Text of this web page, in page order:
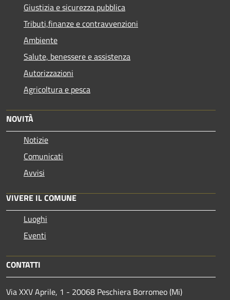
Giustizia e sicurezza pubblica
Tributi,finanze e contravvenzioni
Ambiente
Salute, benessere e assistenza
Autorizzazioni
Agricoltura e pesca
NOVITÀ
Notizie
Comunicati
Avvisi
VIVERE IL COMUNE
Luoghi
Eventi
CONTATTI
Via XXV Aprile, 1 - 20068 Peschiera Borromeo (Mi)